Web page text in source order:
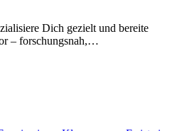
Dich gezielt und bereite
– forschungsnah,…